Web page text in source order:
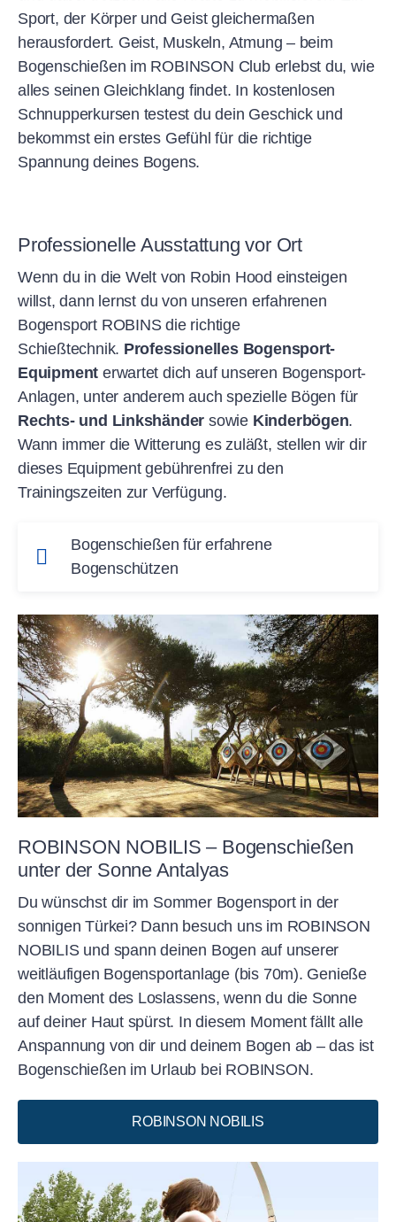
Sport, der Körper und Geist gleichermaßen
herausfordert. Geist, Muskeln, Atmung – beim
Bogenschießen im ROBINSON Club erlebst du, wie
alles seinen Gleichklang findet. In kostenlosen
Schnupperkursen testest du dein Geschick und
bekommst ein erstes Gefühl für die richtige
Spannung deines Bogens.
Professionelle Ausstattung vor Ort
Wenn du in die Welt von Robin Hood einsteigen
willst, dann lernst du von unseren erfahrenen
Bogensport ROBINS die richtige
Schießtechnik. Professionelles Bogensport-
Equipment erwartet dich auf unseren Bogensport-
Anlagen, unter anderem auch spezielle Bögen für
Rechts- und Linkshänder sowie Kinderbögen.
Wann immer die Witterung es zuläßt, stellen wir dir
dieses Equipment gebührenfrei zu den
Trainingszeiten zur Verfügung.
Bogenschießen für erfahrene
Bogenschützen
Du triffst immer punktgenau die Mitte und willst
im Urlaub nicht auf deine
Trainingseinheiten
verzichten? Als fortgeschrittener Bogenschütze
mit eigenem Material bist du auf unseren
Bogensportanlagen immer willkommen. Bei
ROBINSON gehst du deiner Leidenschaft in
ganzbesonderer Atmosphärenach. Unsere
großzügigen Bogensportanlagenvon bis
zu 70 Metern laden dich zu neuen Bogensport
ROBINSON NOBILIS – Bogenschießen
unter der Sonne Antalyas
Du wünschst dir im Sommer Bogensport in der
sonnigen Türkei? Dann besuch uns im ROBINSON
NOBILIS und spann deinen Bogen auf unserer
weitläufigen Bogensportanlage (bis 70m). Genieße
den Moment des Loslassens, wenn du die Sonne
auf deiner Haut spürst. In diesem Moment fällt alle
Anspannung von dir und deinem Bogen ab – das ist
Bogenschießen im Urlaub bei ROBINSON.
ROBINSON NOBILIS